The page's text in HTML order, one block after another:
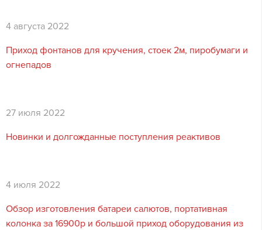
4 августа 2022
Приход фонтанов для кручения, стоек 2м, пиробумаги и
огнепадов
27 июля 2022
Новинки и долгожданные поступления реактивов
4 июля 2022
Обзор изготовления батареи салютов, портативная
колонка за 16900р и большой приход оборудования из